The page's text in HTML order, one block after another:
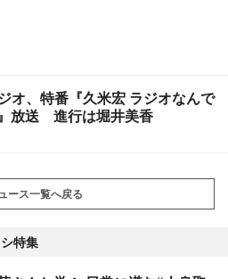
オ、特番『久米宏 ラジオなんで
放送 進行は堀井美香
ース一覧へ戻る
特集